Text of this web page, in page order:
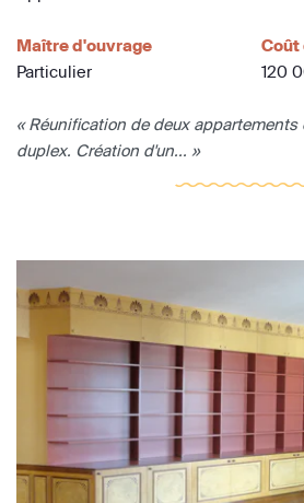
Maître d'ouvrage
Particulier
Coût
120
« Réunification de deux
duplex. Création d'un... »